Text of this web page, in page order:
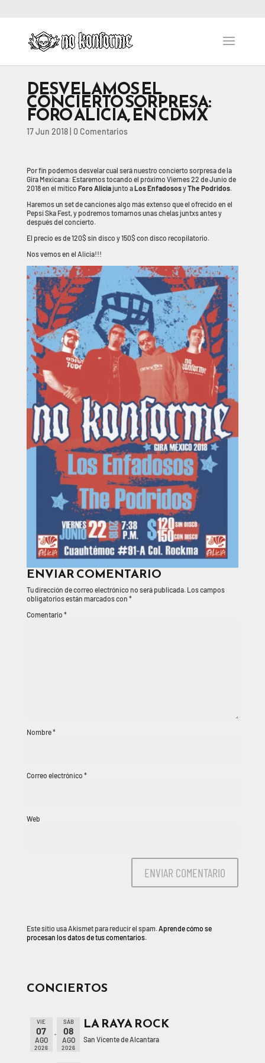
DESVELAMOS EL
CONCIERTO SORPRESA:
FORO ALICIA, EN CDMX
17 Jun 2018| 0 Comentarios
Por fin podemos desvelar cual será nuestro concierto sorpresa de la
Gira Mexicana: Estaremos tocando el próximo Viernes 22 de Junio de
2018 en el mítico Foro Aliciajunto aLos EnfadososyThe Podridos.
Haremos un set de canciones algo más extenso que el ofrecido en el
Pepsi Ska Fest, y podremos tomarnos unas chelas juntxs antes y
después del concierto.
El precio es de 120$ sin disco y 150$ con disco recopilatorio.
Nos vemos en el Alicia!!!
ENVIAR COMENTARIO
Tu dirección de correo electrónico no será publicada. Los campos
obligatorios están marcados con *
Comentario *
Nombre*
Correo electrónico *
Web
Este sitio usa Akismet para reducir el spam.Aprende cómo se
procesan los datos de tus comentarios.
CONCIERTOS
VIE
07
AGO
2026
SÁB
08
AGO
2026
LA RAYA ROCK
San Vicente de Alcantara